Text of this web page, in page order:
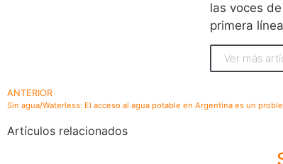
las voces
primera
Ver más
ANTERIOR
Sin agua/Waterless: El acceso al agua potable en Argentina es un
Artículos relacionados